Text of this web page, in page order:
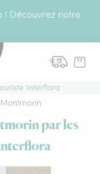
! Découvrez notre
Interflora
Montmorin
par les